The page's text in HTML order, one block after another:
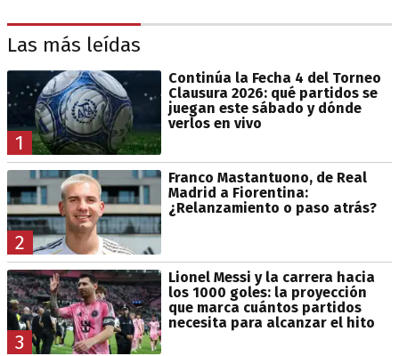
Las más leídas
1
Continúa la Fecha 4 del Torneo
Clausura 2026: qué partidos se
juegan este sábado y dónde
verlos en vivo
2
Franco Mastantuono, de Real
Madrid a Fiorentina:
¿Relanzamiento o paso atrás?
3
Lionel Messi y la carrera hacia
los 1000 goles: la proyección
que marca cuántos partidos
necesita para alcanzar el hito